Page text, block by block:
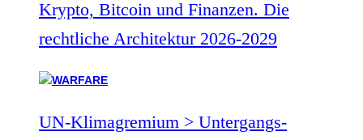
Krypto, Bitcoin und Finanzen. Die
rechtliche Architektur 2026-2029
UN-Klimagremium > Untergangs-